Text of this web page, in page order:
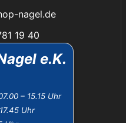
e.K.
– 15.15 Uhr
Uhr
nagel.de
19 40